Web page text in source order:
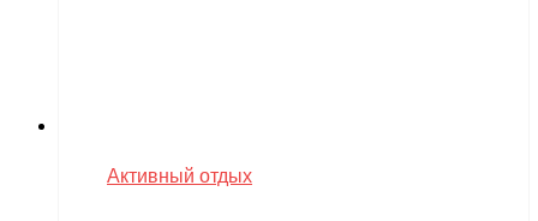
Активный отдых